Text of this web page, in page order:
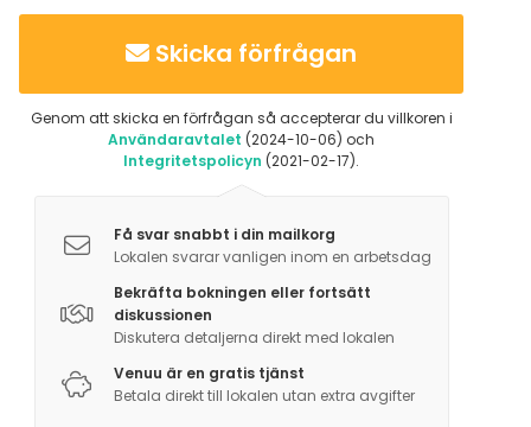
Skicka förfrågan
Genom att skicka en förfrågan så accepterar du villkoren i
Användaravtalet (2024-10-06) och
Integritetspolicyn (2021-02-17).
Få svar snabbt i din mailkorg
Lokalen svarar vanligen inom en arbetsdag
Bekräfta bokningen eller fortsätt
diskussionen
Diskutera detaljerna direkt med lokalen
Venuu är en gratis tjänst
Betala direkt till lokalen utan extra avgifter